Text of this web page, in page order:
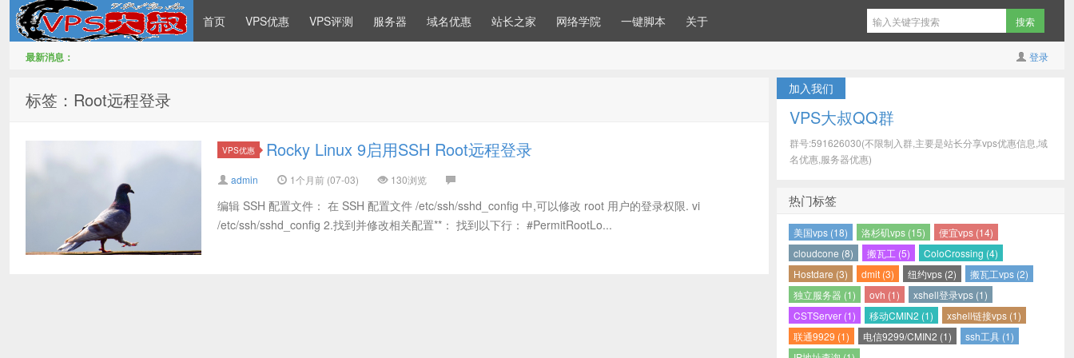
首页 VPS优惠 VPS评测 服务器 域名优惠 站长之家 网络学院 一键脚本 关于
登录
最新消息：
标签：Root远程登录
VPS优惠 Rocky Linux 9启用SSH Root远程登录
admin 1个月前 (07-03) 130浏览
编辑 SSH 配置文件： 在 SSH 配置文件 /etc/ssh/sshd_config 中,可以修改 root 用户的登录权限. vi
/etc/ssh/sshd_config 2.找到并修改相关配置**： 找到以下行： #PermitRootLo...
加入我们
VPS大叔QQ群
群号:591626030(不限制入群,主要是站长分享vps优惠信息,域
名优惠,服务器优惠)
热门标签
美国vps (18) 洛杉矶vps (15)
便宜vps (14)
cloudcone (8)
搬瓦工 (5)
ColoCrossing (4)
Hostdare (3)
dmit (3) 纽约vps (2)
搬瓦工vps (2)
独立服务器 (1)
ovh (1)
xshell登录vps (1)
CSTServer (1)
移动CMIN2 (1)
xshell链接vps (1)
联通9929 (1)
电信9299/CMIN2 (1)
ssh工具 (1)